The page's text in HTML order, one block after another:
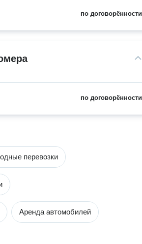
по договорённости
по договорённости
перевозки
Аренда автомобилей